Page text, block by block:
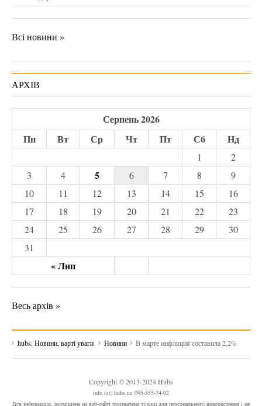
Всі новини »
АРХІВ
Серпень 2026
Пн
Вт Ср Чт Пт Сб Нд
« Лип
1
2
3
4 5 6 7 8
9
10
11 12 13 14 15
16
17
18 19 20 21 22
23
24
25 26 27 28 29
30
31
Весь архів »
hubs. Новини, варті уваги Новини В марте инфляция составила 2,2%
Copyright © 2013-2024 Hubs
info (at) hubs.ua 095-555-74-92
Вся інформація, розміщена на веб-сайті призначена тільки для персонального використання і не